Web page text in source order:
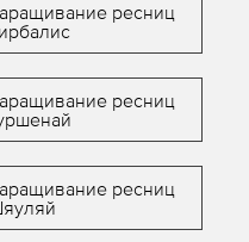
ресниц
ресниц
ресниц